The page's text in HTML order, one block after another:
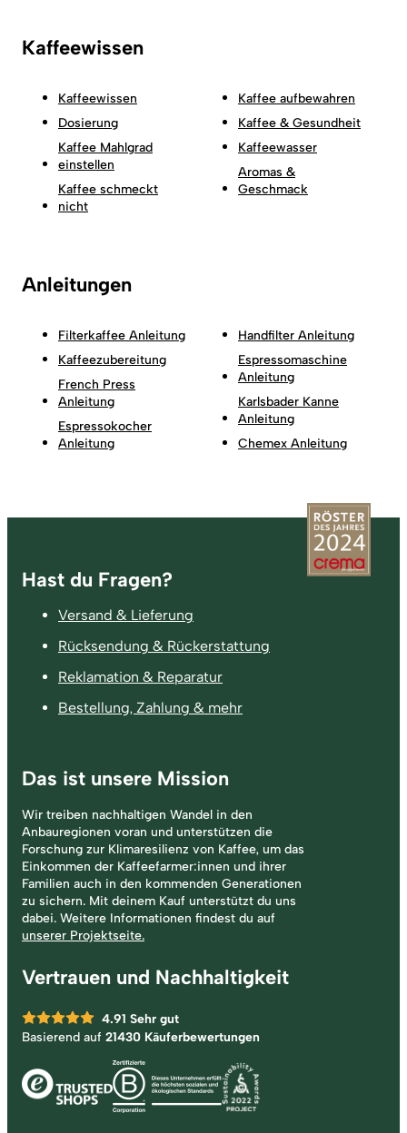
Kaffeewissen
Kaffeewissen
Dosierung
Kaffee Mahlgrad
einstellen
Kaffee schmeckt
nicht
Kaffee aufbewahren
Kaffee & Gesundheit
Kaffeewasser
Aromas &
Geschmack
Anleitungen
Filterkaffee Anleitung
Kaffeezubereitung
French Press
Anleitung
Espressokocher
Anleitung
Handfilter Anleitung
Espressomaschine
Anleitung
Karlsbader Kanne
Anleitung
Chemex Anleitung
Fußzeile
Hast du Fragen?
Versand & Lieferung
Rücksendung & Rückerstattung
Reklamation & Reparatur
Bestellung, Zahlung & mehr
Das ist unsere Mission
Wir treiben nachhaltigen Wandel in den
Anbauregionen voran und unterstützen die
Forschung zur Klimaresilienz von Kaffee, um das
Einkommen der Kaffeefarmer:innen und ihrer
Familien auch in den kommenden Generationen
zu sichern. Mit deinem Kauf unterstützt du uns
dabei. Weitere Informationen findest du auf
unserer Projektseite.
Vertrauen und Nachhaltigkeit
4.91 Sehr gut
Basierend auf 21430 Käuferbewertungen